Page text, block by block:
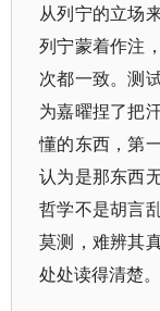
从列宁的立场
列宁蒙着作注
次都一致。测
为嘉曜捏了把
懂的东西，第
认为是那东西
哲学不是胡言
莫测，难辨其
处处读得清楚。